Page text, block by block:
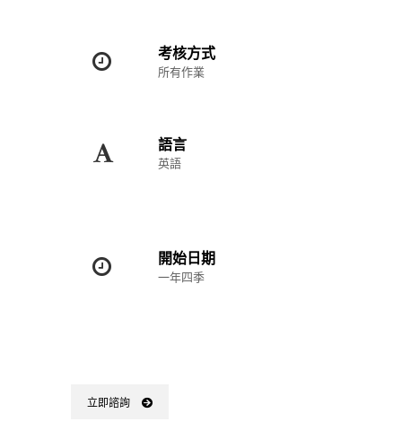
考核方式
所有作業
語言
英語
開始日期
一年四季
立即諮詢